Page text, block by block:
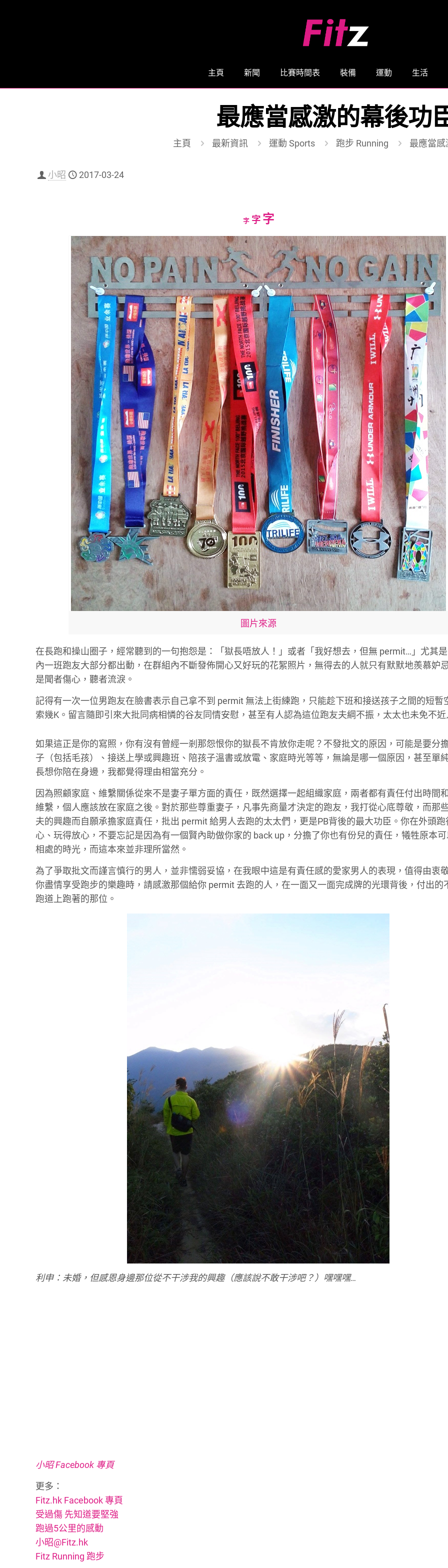
主頁 新聞 比賽時間表 裝備 運動 生活
最應當感激的幕後功
主頁 最新資訊 運動 Sports 跑步 Running 最應當感
小昭 2017-03-24
字Decrease
size.
字Reset
size.
字Increase
font
size.
圖片來源
在長跑和操山圈子，經常聽到的一句抱怨是：「獄長唔放人！」或者「我好想去，但無 permit…」尤其
內一班跑友大部分都出動，在群組內不斷發佈開心又好玩的花絮照片，無得去的人就只有默默地羨慕妒
是聞者傷心，聽者流淚。
記得有一次一位男跑友在臉書表示自己拿不到 permit 無法上街練跑，只能趁下班和接送孩子之間的短暫
索幾K。留言隨即引來大批同病相憐的谷友同情安慰，甚至有人認為這位跑友夫綱不振，太太也未免不近
如果這正是你的寫照，你有沒有曾經一剎那怨恨你的獄長不肯放你走呢？不發批文的原因，可能是要分
子（包括毛孩）、接送上學或興趣班、陪孩子溫書或放電、家庭時光等等，無論是哪一個原因，甚至單
長想你陪在身邊，我都覺得理由相當充分。
因為照顧家庭、維繫關係從來不是妻子單方面的責任，既然選擇一起組織家庭，兩者都有責任付出時間
維繫，個人應該放在家庭之後。對於那些尊重妻子，凡事先商量才決定的跑友，我打從心底尊敬，而那
夫的興趣而自願承擔家庭責任，批出 permit 給男人去跑的太太們，更是PB背後的最大功臣。你在外頭跑
心、玩得放心，不要忘記是因為有一個賢內助做你家的 back up，分擔了你也有份兒的責任，犧牲原本
相處的時光，而這本來並非理所當然。
為了爭取批文而謹言慎行的男人，並非懦弱妥協，在我眼中這是有責任感的愛家男人的表現，值得由衷
你盡情享受跑步的樂趣時，請感激那個給你 permit 去跑的人，在一面又一面完成牌的光環背後，付出的
跑道上跑著的那位。
利申：未婚，但感恩身邊那位從不干涉我的興趣（應該說不敢干涉吧？）嘿嘿嘿…
小昭 Facebook 專頁
更多：
Fitz.hk Facebook 專頁
受過傷 先知道要堅強
跑過5公里的感動
小昭@Fitz.hk
Fitz Running 跑步